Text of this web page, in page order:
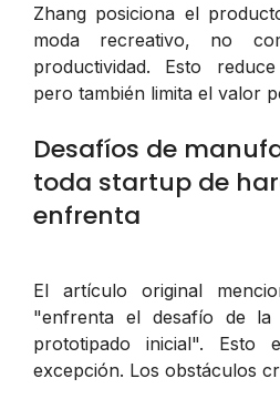
Zhang posiciona el
moda recreativo, no
productividad. Esto
pero también limita el valor
Desafíos de
toda startup de
enfrenta
El artículo original
"enfrenta el desafío de
prototipado inicial".
excepción. Los obstáculos